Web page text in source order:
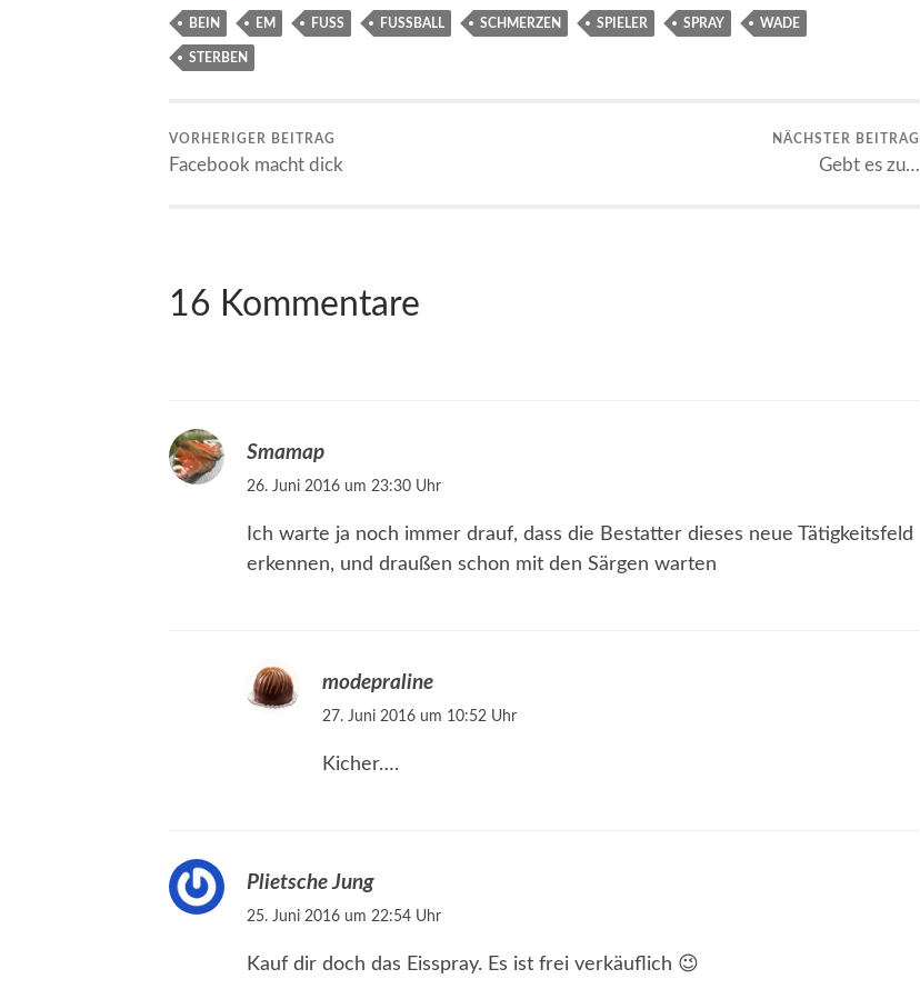
BEIN EM FUSS FUSSBALL SCHMERZEN SPIELER SPRAY WADE
STERBEN
VORHERIGER BEITRAG
Facebook macht dick
NÄCHSTER BEITRAG
Gebt es zu…
16 Kommentare
Smamap
26. Juni 2016 um 23:30 Uhr
Ich warte ja noch immer drauf, dass die Bestatter dieses neue Tätigkeitsfeld
erkennen, und draußen schon mit den Särgen warten
modepraline
27. Juni 2016 um 10:52 Uhr
Kicher….
Plietsche Jung
25. Juni 2016 um 22:54 Uhr
Kauf dir doch das Eisspray. Es ist frei verkäuflich 😉